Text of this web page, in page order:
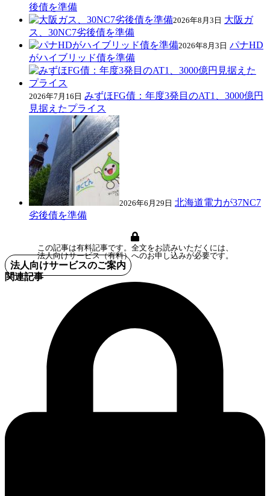
後債を準備
2026年8月3日 大阪ガ
ス、30NC7劣後債を準備
2026年8月3日 パナHD
がハイブリッド債を準備
2026年7月16日 みずほFG債：年度3発目のAT1、3000億円
見据えたプライス
2026年6月29日 北海道電力が37NC7
劣後債を準備
この記事は有料記事です。全文をお読みいただくには、
法人向けサービス（有料）へのお申し込みが必要です。
法人向けサービスのご案内
関連記事